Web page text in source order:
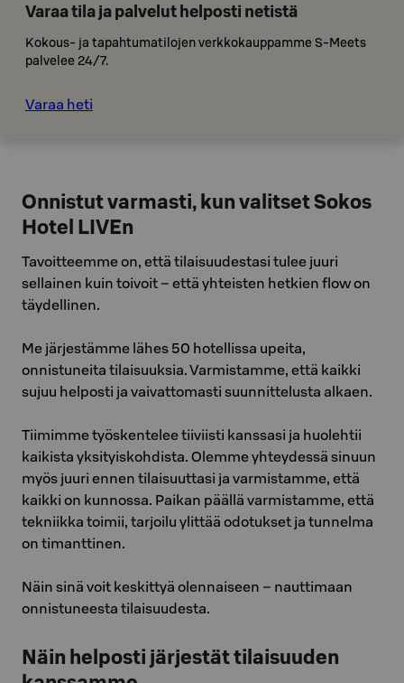
Varaa tila ja palvelut helposti netistä
Kokous- ja tapahtumatilojen verkkokauppamme S-Meets
palvelee 24/7.
Varaa heti
Onnistut varmasti, kun valitset Sokos
Hotel LIVEn
Tavoitteemme on, että tilaisuudestasi tulee juuri
sellainen kuin toivoit – että yhteisten hetkien flow on
täydellinen.
Me järjestämme lähes 50 hotellissa upeita,
onnistuneita tilaisuuksia. Varmistamme, että kaikki
sujuu helposti ja vaivattomasti suunnittelusta alkaen.
Tiimimme työskentelee tiiviisti kanssasi ja huolehtii
kaikista yksityiskohdista. Olemme yhteydessä sinuun
myös juuri ennen tilaisuuttasi ja varmistamme, että
kaikki on kunnossa. Paikan päällä varmistamme, että
tekniikka toimii, tarjoilu ylittää odotukset ja tunnelma
on timanttinen.
Näin sinä voit keskittyä olennaiseen – nauttimaan
onnistuneesta tilaisuudesta.
Näin helposti järjestät tilaisuuden